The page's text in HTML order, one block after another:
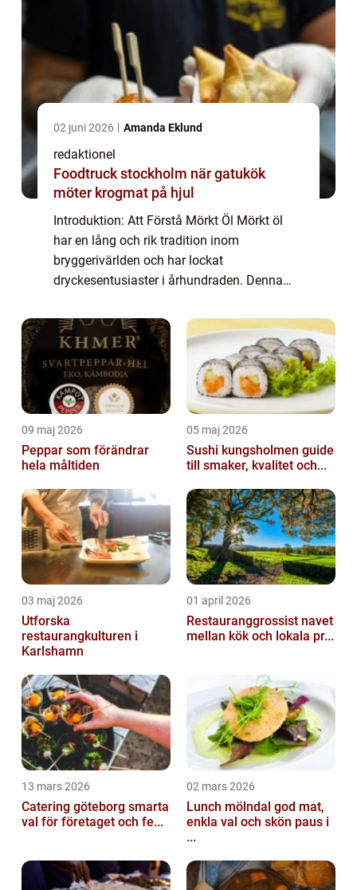
02 juni 2026 Amanda Eklund
redaktionel
Foodtruck stockholm när gatukök
möter krogmat på hjul
Introduktion: Att Förstå Mörkt Öl Mörkt öl
har en lång och rik tradition inom
bryggerivärlden och har lockat
dryckesentusiaster i århundraden. Denna
kusiner, erbjuder en mångfacetterad
smakprofil och en fyllig...
09 maj 2026
Peppar som förändrar
hela måltiden
05 maj 2026
Sushi kungsholmen guide
till smaker, kvalitet och...
03 maj 2026
Utforska
restaurangkulturen i
Karlshamn
01 april 2026
Restauranggrossist navet
mellan kök och lokala pr...
13 mars 2026
Catering göteborg smarta
val för företaget och fe...
02 mars 2026
Lunch mölndal god mat,
enkla val och skön paus i
...